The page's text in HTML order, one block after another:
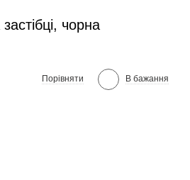
чорна
Порівняти В бажання